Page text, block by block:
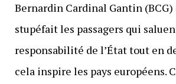
Bernardin Cardinal Gantin (BCG)
stupéfait les passagers qui
responsabilité de l’État tout en
cela inspire les pays européens.